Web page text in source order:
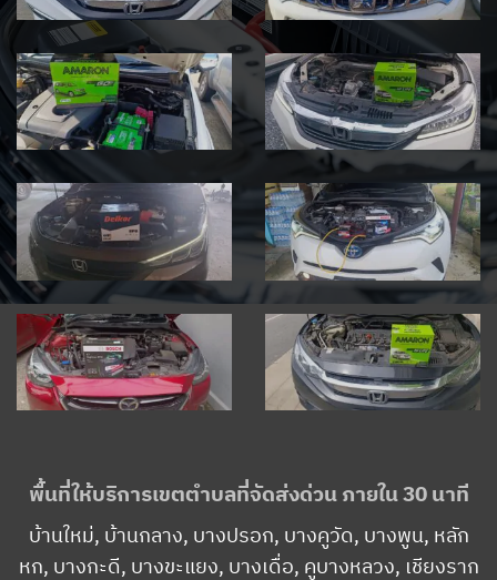
พื้นที่ให้บริการเขตตำบลที่จัดส่งด่วน ภายใน 30 นาที
บ้านใหม่, บ้านกลาง, บางปรอก, บางคูวัด, บางพูน, หลัก
หก, บางกะดี, บางขะแยง, บางเดื่อ, คูบางหลวง, เชียงราก